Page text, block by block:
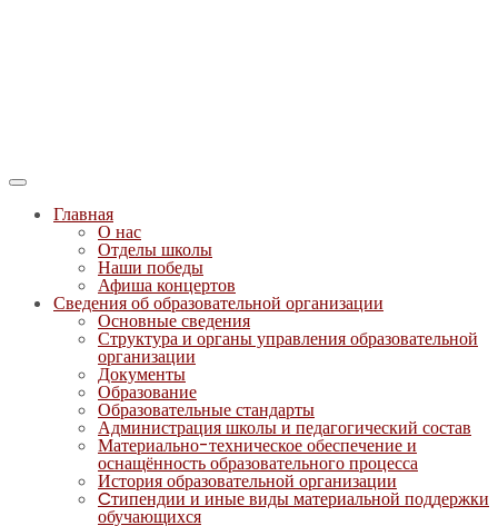
Главная
О нас
Отделы школы
Наши победы
Афиша концертов
Сведения об образовательной организации
Основные сведения
Структура и органы управления образовательной
организации
Документы
Образование
Образовательные стандарты
Администрация школы и педагогический состав
Материально-техническое обеспечение и
оснащённость образовательного процесса
История образовательной организации
Cтипендии и иные виды материальной поддержки
обучающихся